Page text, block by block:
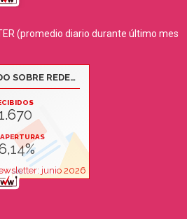
(promedio diario durante último mes